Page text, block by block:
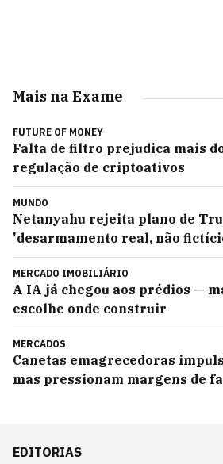
Mais na Exame
FUTURE OF MONEY
Falta de filtro prejudica mais
regulação de criptoativos
MUNDO
Netanyahu rejeita plano de
'desarmamento real, não
MERCADO IMOBILIÁRIO
A IA já chegou aos prédios —
escolhe onde construir
MERCADOS
Canetas emagrecedoras
mas pressionam margens de
EDITORIAS